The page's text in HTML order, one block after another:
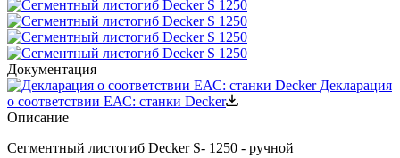
Документация
Декларация
о соответствии ЕАС: станки Decker
Описание
Сегментный листогиб Decker S- 1250 - ручной